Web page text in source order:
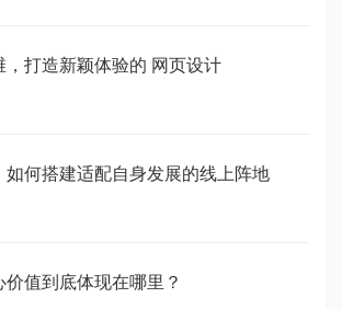
，打造新颖体验的 网页设计
如何搭建适配自身发展的线上阵地
值到底体现在哪里？